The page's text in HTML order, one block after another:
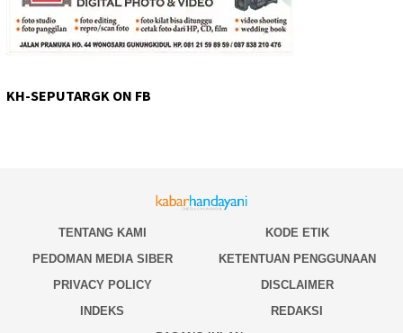
KH-SEPUTARGK ON FB
TENTANG KAMI
KODE ETIK
PEDOMAN MEDIA SIBER
KETENTUAN PENGGUNAAN
PRIVACY POLICY
DISCLAIMER
INDEKS
REDAKSI